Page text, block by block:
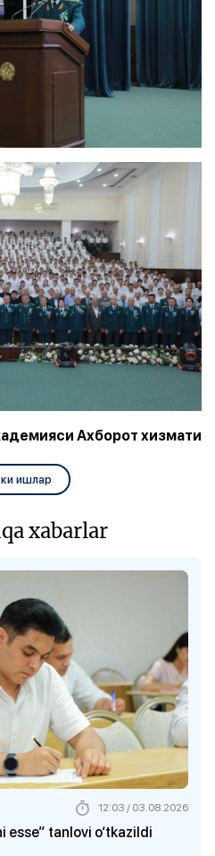
Ахборот хизмати
ишлар
xabarlar
esse” tanlovi o‘tkazildi
12:03 / 03.08.2026